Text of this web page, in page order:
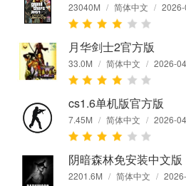
23040M / 简体中文 /
月华剑士2官方版
33.0M / 简体中文 / 2026-
cs1.6单机版官方版
7.45M / 简体中文 / 2026-
阴暗森林免安装中文版
2201.6M / 简体中文 /